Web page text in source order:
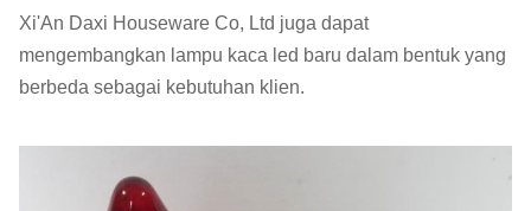
seluruh dunia.
Xi'An Daxi Houseware Co, Ltd juga dapat
mengembangkan lampu kaca led baru dalam bentuk yang
berbeda sebagai kebutuhan klien.